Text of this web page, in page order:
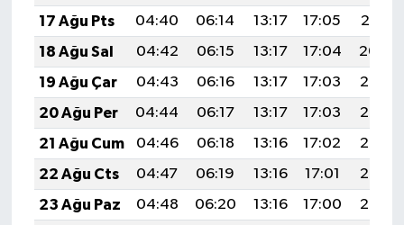
17 Ağu Pts
04:40 06:14 13:17 17:05
20:10
18 Ağu Sal
04:42 06:15 13:17 17:04
20:09
19 Ağu Çar
04:43 06:16 13:17 17:03
20:08
20 Ağu Per
04:44 06:17 13:17 17:03
20:06
21 Ağu Cum
04:46 06:18 13:16 17:02
20:05
22 Ağu Cts
04:47 06:19 13:16 17:01
20:03
23 Ağu Paz
04:48 06:20 13:16 17:00
20:02